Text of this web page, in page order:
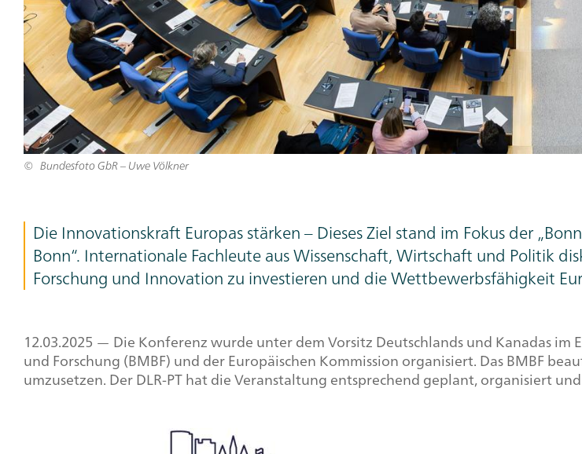
Bundesfoto GbR – Uwe Völkner
Teaser
Text
Die Innovationskraft Europas stärken – Dieses Ziel stand im Fokus der „Bonn
Bonn“. Internationale Fachleute aus Wissenschaft, Wirtschaft und Politik
Forschung und Innovation zu investieren und die Wettbewerbsfähigkeit
Headline,
Text
+
12.03.2025 — Die Konferenz wurde unter dem Vorsitz Deutschlands und Kanadas
und Forschung (BMBF) und der Europäischen Kommission organisiert. Das BMBF
umzusetzen. Der DLR-PT hat die Veranstaltung entsprechend geplant, organisiert